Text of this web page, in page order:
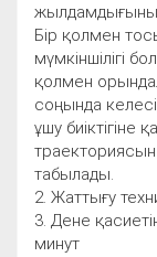
Бір қолмен
мүмкіншілігі
қолмен
соңында
ұшу биіктігіне
табылады.
2. Жаттығу
3. Дене
минут